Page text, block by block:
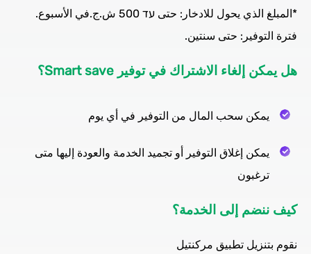
*المبلغ الذي يحول للادخار: حتى עד 500 ش.ج.في الأسبوع.
فترة التوفير: حتى سنتين.
هل يمكن إلغاء الاشتراك في توفير Smart save؟
يمكن سحب المال من التوفير في أي يوم
يمكن إغلاق التوفير أو تجميد الخدمة والعودة إليها متى
ترغبون
كيف ننضم إلى الخدمة؟
نقوم بتنزيل تطبيق مركنتيل